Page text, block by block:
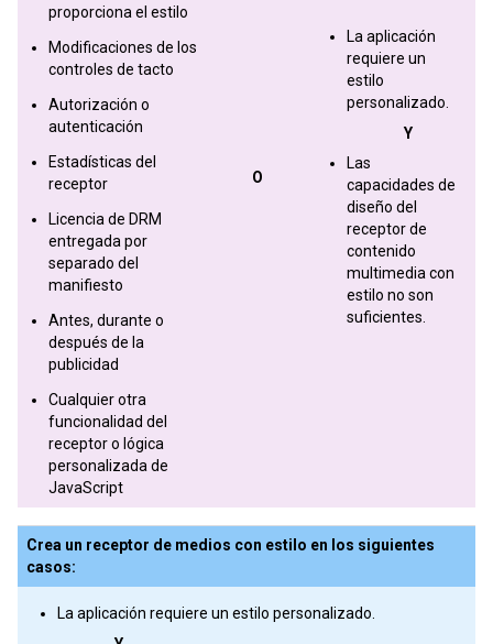
proporciona el estilo
Modificaciones de los
controles de tacto
Autorización o
autenticación
Estadísticas del
receptor
Licencia de DRM
entregada por
separado del
manifiesto
Antes, durante o
después de la
publicidad
Cualquier otra
funcionalidad del
receptor o lógica
personalizada de
JavaScript
O
La aplicación
requiere un
estilo
personalizado.
Y
Las
capacidades de
diseño del
receptor de
contenido
multimedia con
estilo no son
suficientes.
Crea un receptor de medios con estilo en los siguientes
casos:
La aplicación requiere un estilo personalizado.